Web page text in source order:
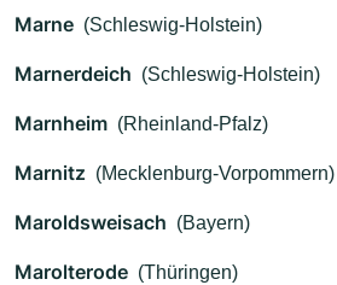
Marne (Schleswig-Holstein)
Marnerdeich (Schleswig-Holstein)
Marnheim (Rheinland-Pfalz)
Marnitz (Mecklenburg-Vorpommern)
Maroldsweisach (Bayern)
Marolterode (Thüringen)